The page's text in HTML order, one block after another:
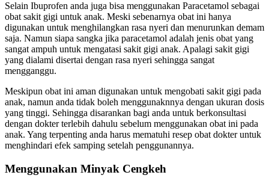
Selain Ibuprofen anda juga bisa menggunakan Paracetamol sebagai
obat sakit gigi untuk anak. Meski sebenarnya obat ini hanya
digunakan untuk menghilangkan rasa nyeri dan menurunkan demam
saja. Namun siapa sangka jika paracetamol adalah jenis obat yang
sangat ampuh untuk mengatasi sakit gigi anak. Apalagi sakit gigi
yang dialami disertai dengan rasa nyeri sehingga sangat
mengganggu.
Meskipun obat ini aman digunakan untuk mengobati sakit gigi pada
anak, namun anda tidak boleh menggunaknnya dengan ukuran dosis
yang tinggi. Sehingga disarankan bagi anda untuk berkonsultasi
dengan dokter terlebih dahulu sebelum menggunakan obat ini pada
anak. Yang terpenting anda harus mematuhi resep obat dokter untuk
menghindari efek samping setelah penggunannya.
Menggunakan Minyak Cengkeh